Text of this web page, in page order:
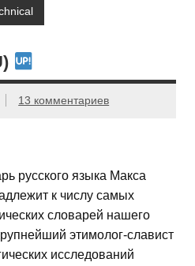
13 комментариев
русского языка Макса
к числу самых
словарей нашего
этимолог-славист
исследований